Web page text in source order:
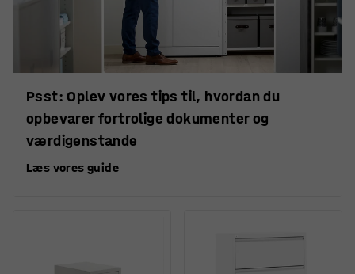
Psst: Oplev vores tips til, hvordan du
opbevarer fortrolige dokumenter og
værdigenstande
Læs vores guide